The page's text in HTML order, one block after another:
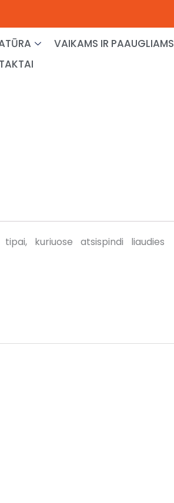
VAIKAMS IR PAAUGLIAMS
kuriuose atsispindi liaudies